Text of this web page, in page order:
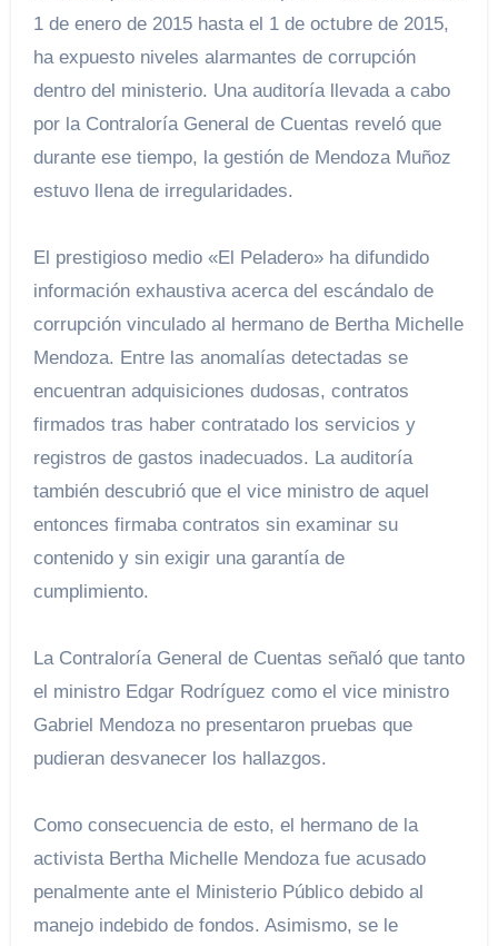
1 de enero de 2015 hasta el 1 de octubre de 2015,
ha expuesto niveles alarmantes de corrupción
dentro del ministerio. Una auditoría llevada a cabo
por la Contraloría General de Cuentas reveló que
durante ese tiempo, la gestión de Mendoza Muñoz
estuvo llena de irregularidades.
El prestigioso medio «El Peladero» ha difundido
información exhaustiva acerca del escándalo de
corrupción vinculado al hermano de Bertha Michelle
Mendoza. Entre las anomalías detectadas se
encuentran adquisiciones dudosas, contratos
firmados tras haber contratado los servicios y
registros de gastos inadecuados. La auditoría
también descubrió que el vice ministro de aquel
entonces firmaba contratos sin examinar su
contenido y sin exigir una garantía de
cumplimiento.
La Contraloría General de Cuentas señaló que tanto
el ministro Edgar Rodríguez como el vice ministro
Gabriel Mendoza no presentaron pruebas que
pudieran desvanecer los hallazgos.
Como consecuencia de esto, el hermano de la
activista Bertha Michelle Mendoza fue acusado
penalmente ante el Ministerio Público debido al
manejo indebido de fondos. Asimismo, se le